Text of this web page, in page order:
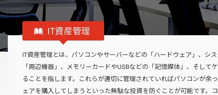
IT資産管理
IT資産管理とは、パソコンやサーバーなどの「ハードウェア」、シ
「周辺機器」、メモリーカードやUSBなどの「記憶媒体」、そし
ることを指します。これらが適切に管理されていればパソコンが余
ェアを購入してしまうといった無駄な投資を防ぐことが可能です。